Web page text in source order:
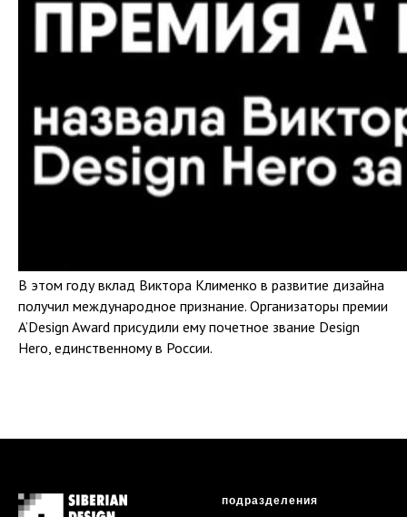
В этом году вклад Виктора Клименко в развитие дизайна
получил международное признание. Организаторы премии
A’Design Award присудили ему почетное звание Design
Hero, единственному в России.
подразделения